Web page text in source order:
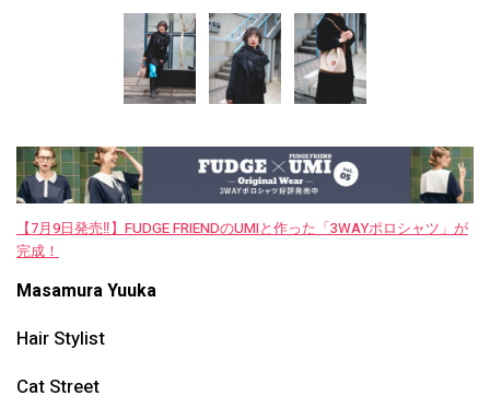
【7月9日発売‼︎】FUDGE FRIENDのUMIと作った「3WAYポロシャツ」が
完成！
Masamura Yuuka
Hair Stylist
Cat Street